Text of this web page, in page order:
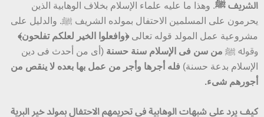
الشريف ﷺ. وهذا ما عليه علماء الإسلام بخلاف الوهابية الذين
يحرمون على المسلمين الاحتفال بمولده الشريف ﷺ. والدليل على
مشروعية عمل المولد قوله تعالى﴿وافعلوا الخير لعلكم تفلحون﴾
وقوله ﷺ من سن فى الإسلام سنة حسنة (أى من أحدث فى دين
الإسلام بدعة حسنة) فله أجرها وأجر من عمل بها بعده لا ينقص من
أجورهم شىء.
كيف يرد على شبهات الوهابية فى تحريمهم الاحتفال بمولد خير البرية